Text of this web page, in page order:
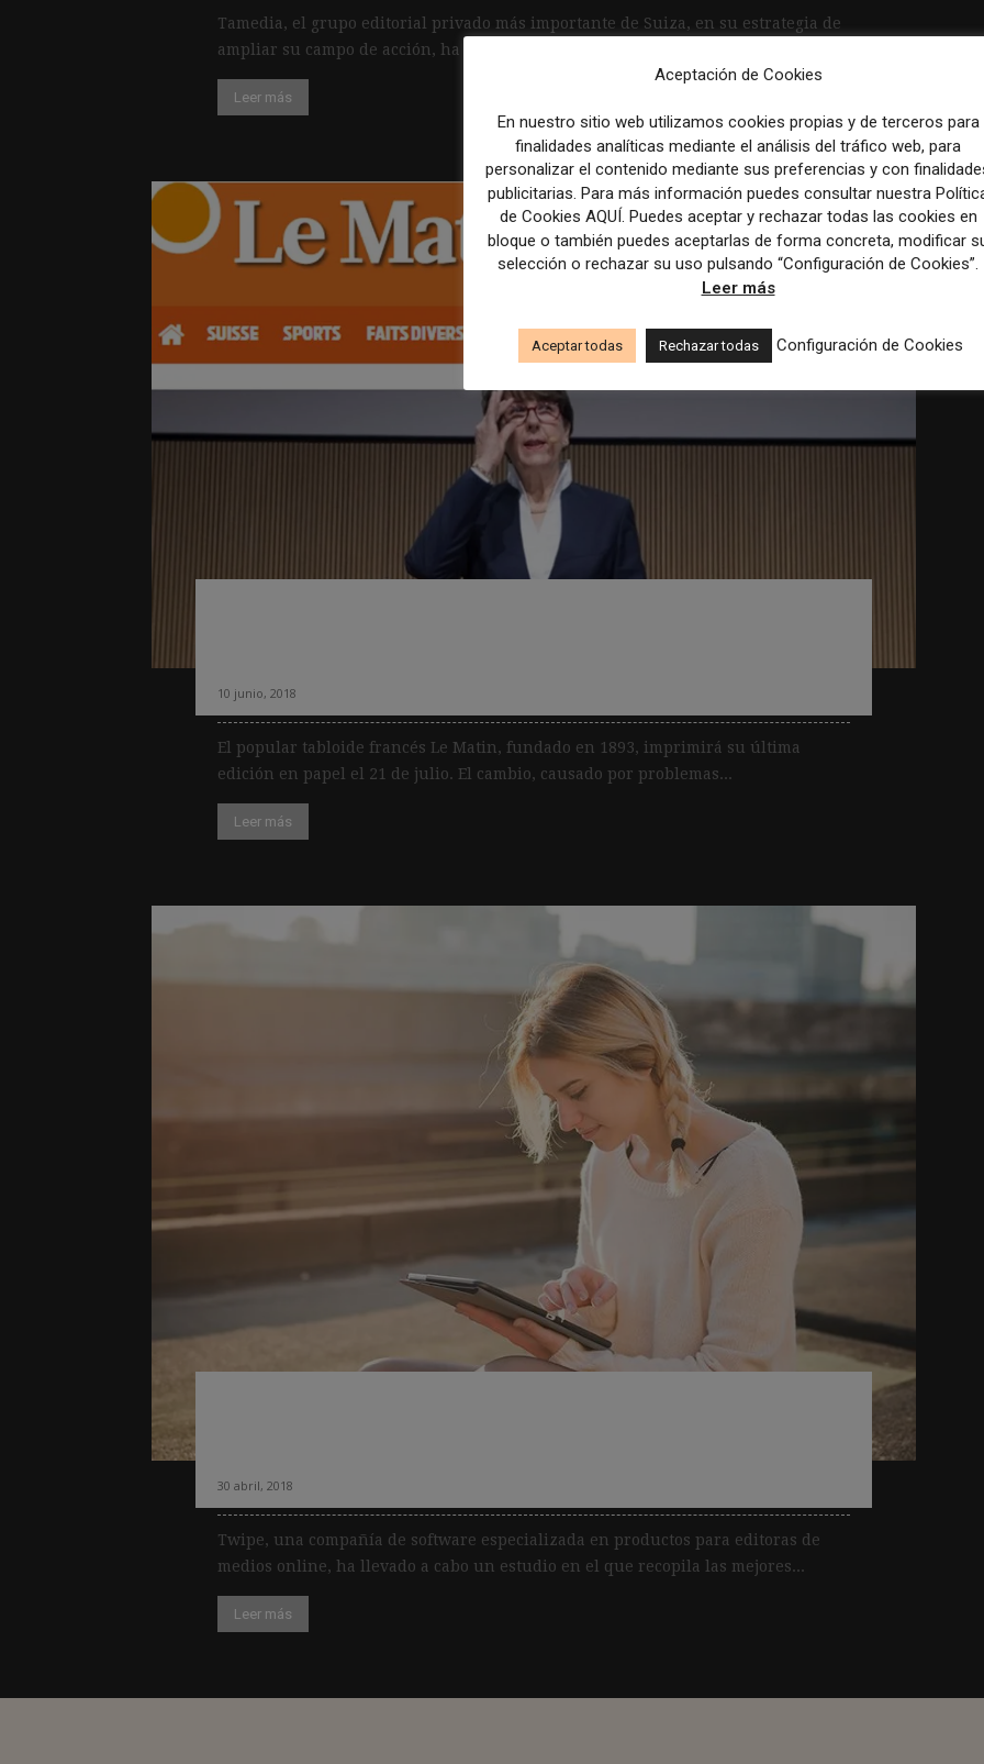
Tamedia, el grupo editorial privado más importante de Suiza, en su estrategia de
ampliar su campo de acción, ha entrado a formar parte de F10,...
Leer más
10 junio, 2018
El popular tabloide francés Le Matin, fundado en 1893, imprimirá su última
edición en papel el 21 de julio. El cambio, causado por problemas...
Leer más
30 abril, 2018
Twipe, una compañía de software especializada en productos para editoras de
medios online, ha llevado a cabo un estudio en el que recopila las mejores...
Leer más
Aceptación de Cookies
En nuestro sitio web utilizamos cookies propias y de terceros para
finalidades analíticas mediante el análisis del tráfico web, para
personalizar el contenido mediante sus preferencias y con
publicitarias. Para más información puedes consultar nuestra
de Cookies AQUÍ. Puedes aceptar y rechazar todas las cookies en
bloque o también puedes aceptarlas de forma concreta, modificar
selección o rechazar su uso pulsando “Configuración de Cookies”.
Leer más
Aceptar todas Rechazar todas Configuración de Cookies